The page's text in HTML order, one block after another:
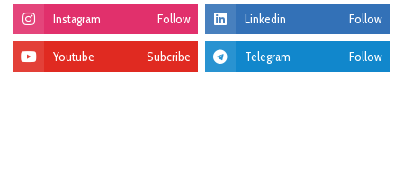
Instagram Follow Linkedin Follow
Youtube Subcribe Telegram Follow